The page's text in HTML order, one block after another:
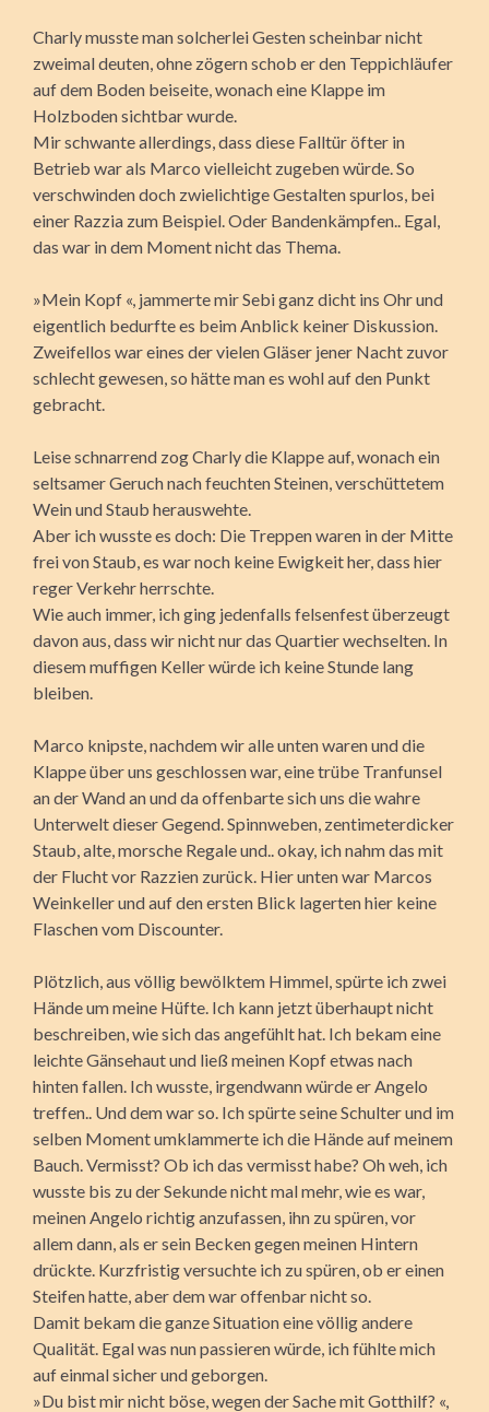
Charly musste man solcherlei Gesten scheinbar nicht
zweimal deuten, ohne zögern schob er den Teppichläufer
auf dem Boden beiseite, wonach eine Klappe im
Holzboden sichtbar wurde.
Mir schwante allerdings, dass diese Falltür öfter in
Betrieb war als Marco vielleicht zugeben würde. So
verschwinden doch zwielichtige Gestalten spurlos, bei
einer Razzia zum Beispiel. Oder Bandenkämpfen.. Egal,
das war in dem Moment nicht das Thema.
»Mein Kopf «, jammerte mir Sebi ganz dicht ins Ohr und
eigentlich bedurfte es beim Anblick keiner Diskussion.
Zweifellos war eines der vielen Gläser jener Nacht zuvor
schlecht gewesen, so hätte man es wohl auf den Punkt
gebracht.
Leise schnarrend zog Charly die Klappe auf, wonach ein
seltsamer Geruch nach feuchten Steinen, verschüttetem
Wein und Staub herauswehte.
Aber ich wusste es doch: Die Treppen waren in der Mitte
frei von Staub, es war noch keine Ewigkeit her, dass hier
reger Verkehr herrschte.
Wie auch immer, ich ging jedenfalls felsenfest überzeugt
davon aus, dass wir nicht nur das Quartier wechselten. In
diesem muffigen Keller würde ich keine Stunde lang
bleiben.
Marco knipste, nachdem wir alle unten waren und die
Klappe über uns geschlossen war, eine trübe Tranfunsel
an der Wand an und da offenbarte sich uns die wahre
Unterwelt dieser Gegend. Spinnweben, zentimeterdicker
Staub, alte, morsche Regale und.. okay, ich nahm das mit
der Flucht vor Razzien zurück. Hier unten war Marcos
Weinkeller und auf den ersten Blick lagerten hier keine
Flaschen vom Discounter.
Plötzlich, aus völlig bewölktem Himmel, spürte ich zwei
Hände um meine Hüfte. Ich kann jetzt überhaupt nicht
beschreiben, wie sich das angefühlt hat. Ich bekam eine
leichte Gänsehaut und ließ meinen Kopf etwas nach
hinten fallen. Ich wusste, irgendwann würde er Angelo
treffen.. Und dem war so. Ich spürte seine Schulter und im
selben Moment umklammerte ich die Hände auf meinem
Bauch. Vermisst? Ob ich das vermisst habe? Oh weh, ich
wusste bis zu der Sekunde nicht mal mehr, wie es war,
meinen Angelo richtig anzufassen, ihn zu spüren, vor
allem dann, als er sein Becken gegen meinen Hintern
drückte. Kurzfristig versuchte ich zu spüren, ob er einen
Steifen hatte, aber dem war offenbar nicht so.
Damit bekam die ganze Situation eine völlig andere
Qualität. Egal was nun passieren würde, ich fühlte mich
auf einmal sicher und geborgen.
»Du bist mir nicht böse, wegen der Sache mit Gotthilf? «,